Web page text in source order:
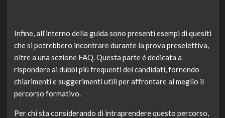
Infine, all’interno della guida sono presenti esempi di quesiti
che si potrebbero incontrare durante la prova preselettiva,
oltre a una sezione FAQ. Questa parte è dedicata a
rispondere ai dubbi più frequenti dei candidati, fornendo
chiarimenti e suggerimenti utili per affrontare al meglio il
percorso formativo.
Per chi sta considerando di intraprendere questo percorso,